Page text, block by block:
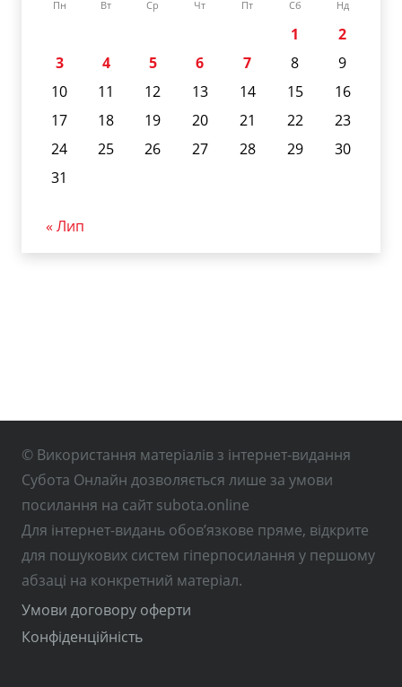
Пн Вт Ср Чт Пт Сб Нд
1
2
3
4 5 6 7 8
9
10
11 12 13 14 15
16
17
18 19 20 21 22
23
24
25 26 27 28 29
30
31
« Лип
© Використання матеріалів з інтернет-видання
Субота Онлайн дозволяється лише за умови
посилання на сайт subota.online
Для інтернет-видань обов’язкове пряме, відкрите
для пошукових систем гіперпосилання у першому
абзаці на конкретний матеріал.
Умови договору оферти
Конфіденційність